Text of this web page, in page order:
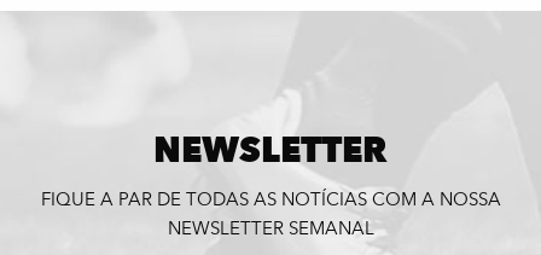
NEWSLETTER
FIQUE A PAR DE TODAS AS NOTÍCIAS COM A NOSSA
NEWSLETTER SEMANAL